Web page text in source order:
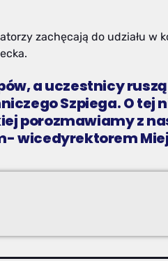
zachęcają do udziału w
a uczestnicy
Szpiega. O tej
porozmawiamy z
wicedyrektorem